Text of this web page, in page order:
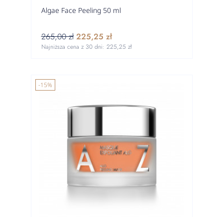
Algae Face Peeling 50 ml
265,00 zł 225,25 zł
Najniższa cena z 30 dni: 225,25 zł
-15%